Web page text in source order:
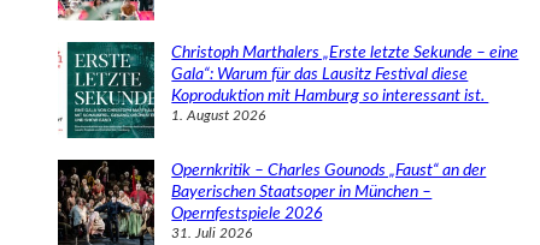
Christoph Marthalers „Erste letzte Sekunde – eine
Gala“: Warum für das Lausitz Festival diese
Koproduktion mit Hamburg so interessant ist.
1. August 2026
Opernkritik – Charles Gounods „Faust“ an der
Bayerischen Staatsoper in München –
Opernfestspiele 2026
31. Juli 2026